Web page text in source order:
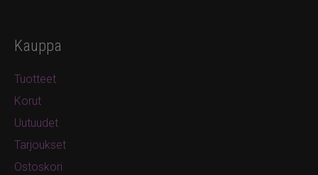
Kauppa
Tuotteet
Korut
Uutuudet
Tarjoukset
Ostoskori